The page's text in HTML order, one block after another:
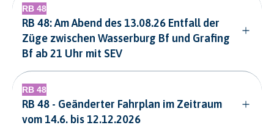
RB 48: Am Abend des 13.08.26 Entfall der
Züge zwischen Wasserburg Bf und Grafing
Bf ab 21 Uhr mit SEV
RB 48 - Geänderter Fahrplan im Zeitraum
vom 14.6. bis 12.12.2026